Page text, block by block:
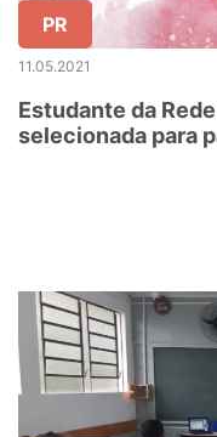
PR
11.05.2021
Estudante da
selecionada para